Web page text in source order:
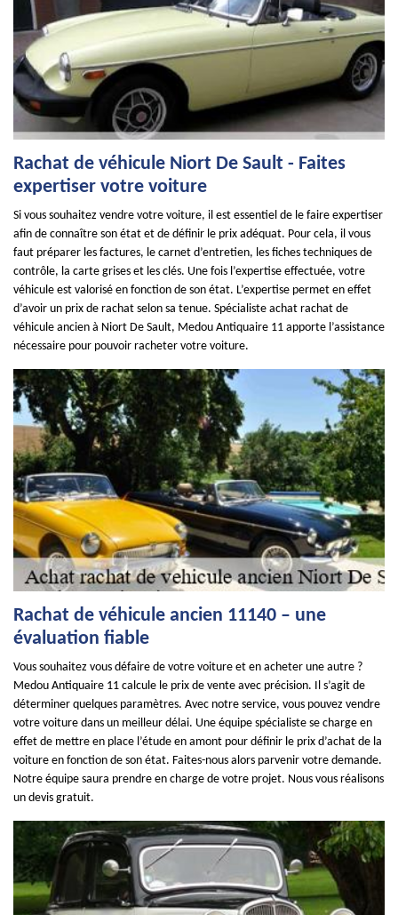
Rachat de véhicule Niort De Sault - Faites
expertiser votre voiture
Si vous souhaitez vendre votre voiture, il est essentiel de le faire expertiser
afin de connaître son état et de définir le prix adéquat. Pour cela, il vous
faut préparer les factures, le carnet d’entretien, les fiches techniques de
contrôle, la carte grises et les clés. Une fois l’expertise effectuée, votre
véhicule est valorisé en fonction de son état. L’expertise permet en effet
d’avoir un prix de rachat selon sa tenue. Spécialiste achat rachat de
véhicule ancien à Niort De Sault, Medou Antiquaire 11 apporte l’assistance
nécessaire pour pouvoir racheter votre voiture.
Rachat de véhicule ancien 11140 – une
évaluation fiable
Vous souhaitez vous défaire de votre voiture et en acheter une autre ?
Medou Antiquaire 11 calcule le prix de vente avec précision. Il s’agit de
déterminer quelques paramètres. Avec notre service, vous pouvez vendre
votre voiture dans un meilleur délai. Une équipe spécialiste se charge en
effet de mettre en place l’étude en amont pour définir le prix d’achat de la
voiture en fonction de son état. Faites-nous alors parvenir votre demande.
Notre équipe saura prendre en charge de votre projet. Nous vous réalisons
un devis gratuit.